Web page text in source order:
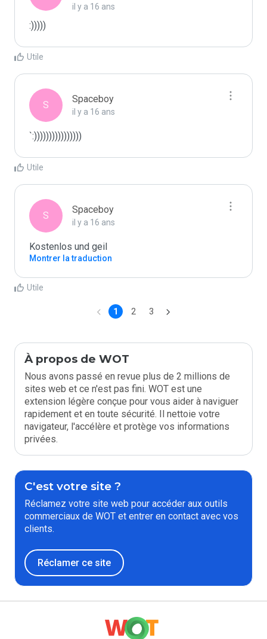
il y a 16 ans
Utile
S
Spaceboy
il y a 16 ans
`:))))))))))))))))
Utile
S
Spaceboy
il y a 16 ans
Kostenlos und geil
Montrer la traduction
Utile
1 2 3
À propos de WOT
Nous avons passé en revue plus de 2 millions de
sites web et ce n'est pas fini. WOT est une
extension légère conçue pour vous aider à naviguer
rapidement et en toute sécurité. Il nettoie votre
navigateur, l'accélère et protège vos informations
privées.
C'est votre site ?
Réclamez votre site web pour accéder aux outils
commerciaux de WOT et entrer en contact avec vos
clients.
Réclamer ce site